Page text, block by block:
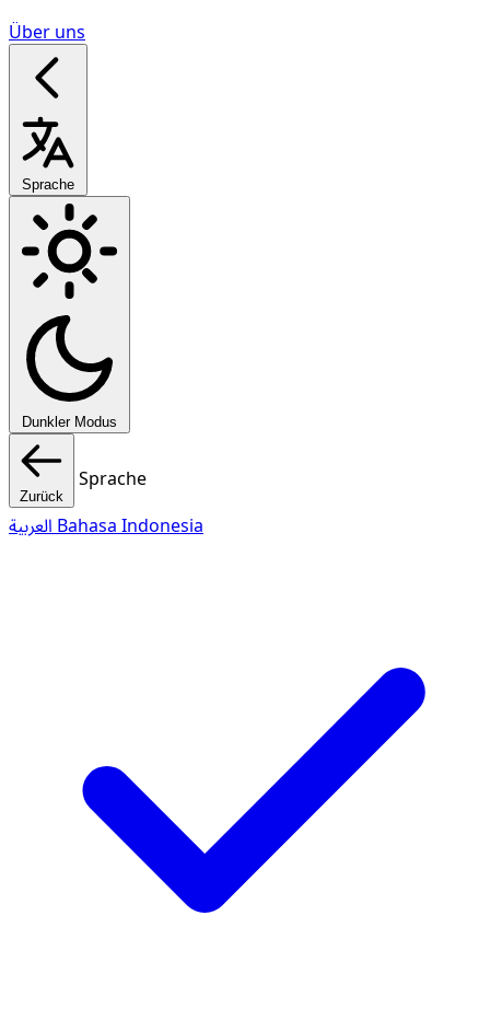
Über uns
Sprache
Dunkler Modus
Zurück
Sprache
Bahasa Indonesia